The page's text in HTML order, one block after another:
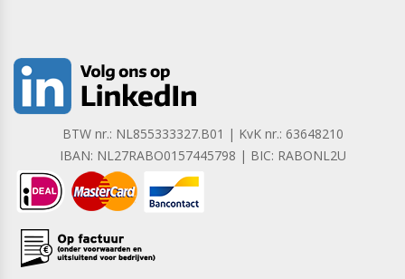
BTW nr.: NL855333327.B01 | KvK nr.: 63648210
IBAN: NL27RABO0157445798 | BIC: RABONL2U